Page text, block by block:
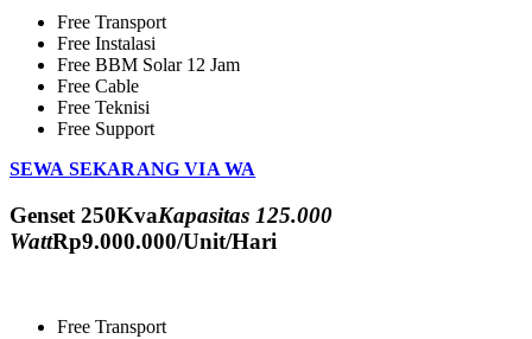
Free Transport
Free Instalasi
Free BBM Solar 12 Jam
Free Cable
Free Teknisi
Free Support
SEWA SEKARANG VIA WA
Genset 250KvaKapasitas 125.000
WattRp9.000.000/Unit/Hari
Free Transport